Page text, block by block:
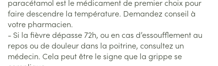
paracétamol est le médicament de premier choix pour
faire descendre la température. Demandez conseil à
votre pharmacien.
- Si la fièvre dépasse 72h, ou en cas d’essoufflement au
repos ou de douleur dans la poitrine, consultez un
médecin. Cela peut être le signe que la grippe se